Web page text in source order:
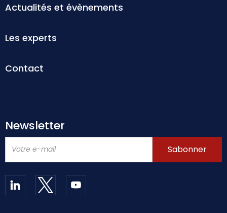
Actualités et évènements
Les experts
Contact
Newsletter